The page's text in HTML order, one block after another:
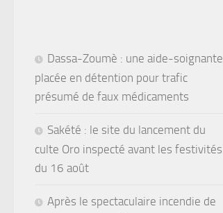
Dassa-Zoumè : une aide-soignante
placée en détention pour trafic
présumé de faux médicaments
Sakété : le site du lancement du
culte Oro inspecté avant les festivités
du 16 août
Après le spectaculaire incendie de